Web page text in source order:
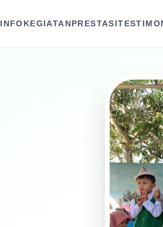
INFOKEGIATANPRESTASI